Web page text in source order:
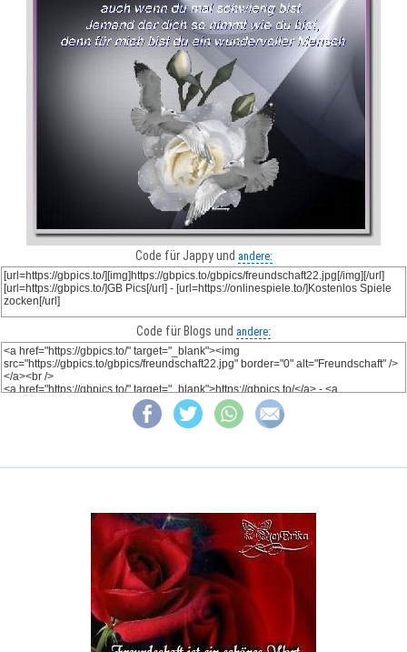
Code für Jappy und andere:
Code für Blogs und andere: